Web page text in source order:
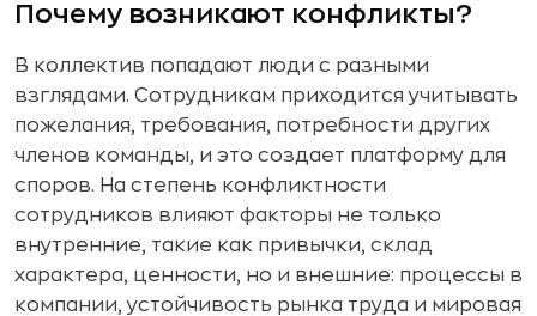
Почему возникают конфликты?
В коллектив попадают люди с разными
взглядами. Сотрудникам приходится учитывать
пожелания, требования, потребности других
членов команды, и это создает платформу для
споров. На степень конфликтности
сотрудников влияют факторы не только
внутренние, такие как привычки, склад
характера, ценности, но и внешние: процессы в
компании, устойчивость рынка труда и мировая